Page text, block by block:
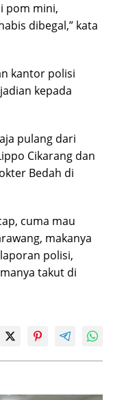
pom mini,
dibegal,” kata
kantor polisi
kepada
pulang dari
Cikarang dan
Bedah di
cuma mau
makanya
polisi,
takut di